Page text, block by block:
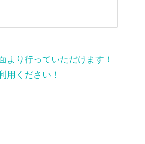
より行っていただけます！
用ください！